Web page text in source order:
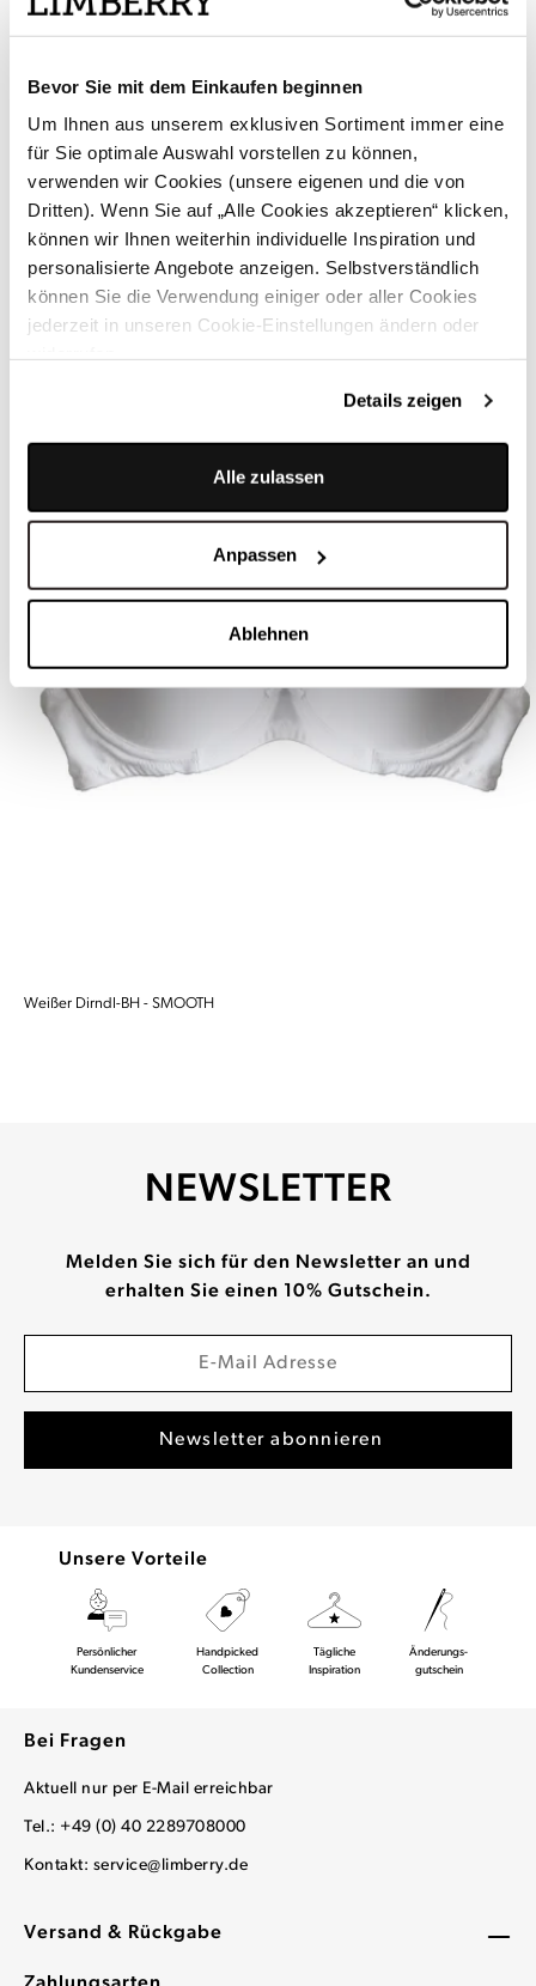
Bevor Sie mit dem Einkaufen beginnen
Um Ihnen aus unserem exklusiven Sortiment immer eine
für Sie optimale Auswahl vorstellen zu können,
verwenden wir Cookies (unsere eigenen und die von
Dritten). Wenn Sie auf „Alle Cookies akzeptieren“ klicken,
können wir Ihnen weiterhin individuelle Inspiration und
personalisierte Angebote anzeigen. Selbstverständlich
können Sie die Verwendung einiger oder aller Cookies
jederzeit in unseren Cookie-Einstellungen ändern oder
Details zeigen
Alle zulassen
Anpassen
Ablehnen
Kombination mit passendem Hipster "Lace Glam"
Versand & Rückgabe
ÄHNLICHE STYLES
Weißer Dirndl-BH - SMOOTH
Versand & Rückgabe
NEWSLETTER
Melden Sie sich für den Newsletter an und
erhalten Sie einen 10% Gutschein.
Unsere Vorteile
Persönlicher
Kundenservice
Handpicked
Collection
Tägliche
Inspiration
Änderungs-
gutschein
Bei Fragen
Aktuell nur per E-Mail erreichbar
Tel.: +49 (0) 40 2289708000
Kontakt: service@limberry.de